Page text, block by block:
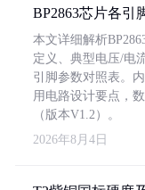
BP2863芯片各引
本文详细解析
定义、典型电压/电
引脚参数对照表。
用电路设计要点，
（版本V1.2）。
2026年8月4日